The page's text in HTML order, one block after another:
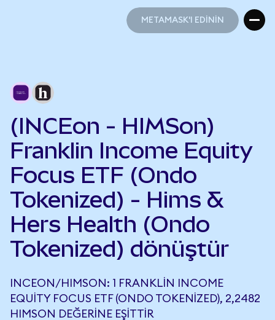
METAMASK'I EDİNİN
(INCEon - HIMSon)
Franklin Income Equity
Focus ETF (Ondo
Tokenized) - Hims &
Hers Health (Ondo
Tokenized) dönüştür
INCEON/HIMSON: 1 FRANKLIN INCOME
EQUITY FOCUS ETF (ONDO TOKENIZED), 2,2482
HIMSON DEĞERINE EŞITTIR